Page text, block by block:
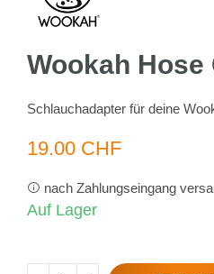
Wookah
Schlauchadapter für deine
19.00 CHF
nach Zahlungseingang
Auf Lager